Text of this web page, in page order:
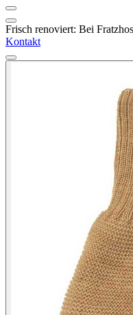
Frisch renoviert: Bei
Kontakt